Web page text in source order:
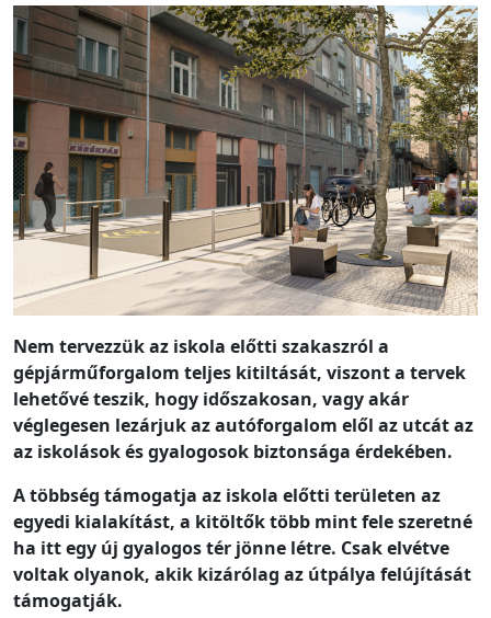
Nem tervezzük az iskola előtti szakaszról a
gépjárműforgalom teljes kitiltását, viszont a tervek
lehetővé teszik, hogy időszakosan, vagy akár
véglegesen lezárjuk az autóforgalom elől az utcát az
az iskolások és gyalogosok biztonsága érdekében.
A többség támogatja az iskola előtti területen az
egyedi kialakítást, a kitöltők több mint fele szeretné
ha itt egy új gyalogos tér jönne létre. Csak elvétve
voltak olyanok, akik kizárólag az útpálya felújítását
támogatják.